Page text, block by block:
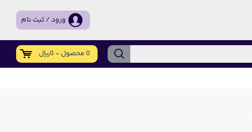
ورود / ثبت نام
0 محصول - 0ریال